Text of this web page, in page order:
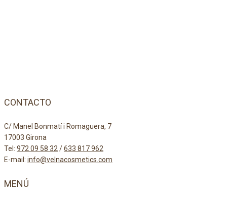
CONTACTO
C/ Manel Bonmatí i Romaguera, 7
17003 Girona
Tel: 972 09 58 32/633 817 962
E-mail: info@velnacosmetics.com
MENÚ